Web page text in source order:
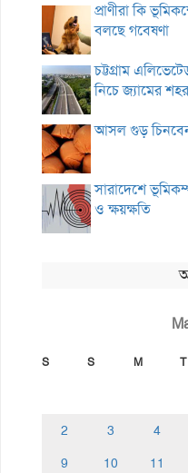
প্রাণীরা কি
বলছে গবেষণা
চট্টগ্রাম
নিচে জ্যামের শহর
আসল গুড়
সারাদেশে
ও ক্ষয়ক্ষতি
S S M T
2
3 4
9
10 11